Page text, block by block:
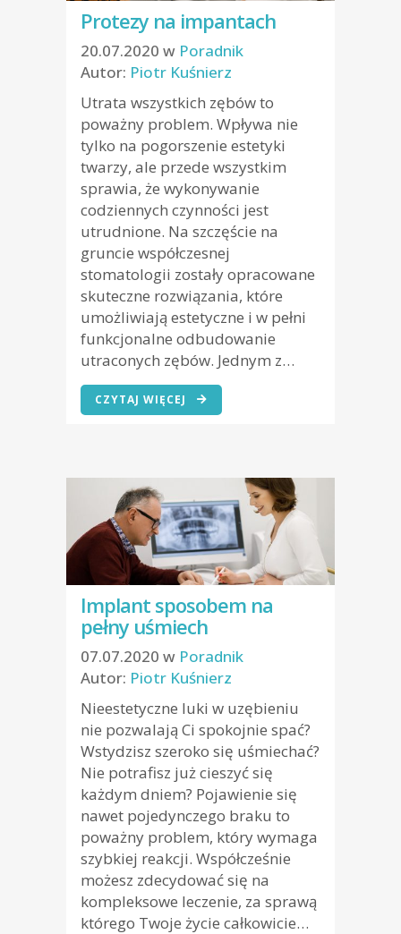
Protezy na impantach
20.07.2020 w Poradnik
Autor: Piotr Kuśnierz
Utrata wszystkich zębów to
poważny problem. Wpływa nie
tylko na pogorszenie estetyki
twarzy, ale przede wszystkim
sprawia, że wykonywanie
codziennych czynności jest
utrudnione. Na szczęście na
gruncie współczesnej
stomatologii zostały opracowane
skuteczne rozwiązania, które
umożliwiają estetyczne i w pełni
funkcjonalne odbudowanie
utraconych zębów. Jednym z…
CZYTAJ WIĘCEJ
Implant sposobem na
pełny uśmiech
07.07.2020 w Poradnik
Autor: Piotr Kuśnierz
Nieestetyczne luki w uzębieniu
nie pozwalają Ci spokojnie spać?
Wstydzisz szeroko się uśmiechać?
Nie potrafisz już cieszyć się
każdym dniem? Pojawienie się
nawet pojedynczego braku to
poważny problem, który wymaga
szybkiej reakcji. Współcześnie
możesz zdecydować się na
kompleksowe leczenie, za sprawą
którego Twoje życie całkowicie…